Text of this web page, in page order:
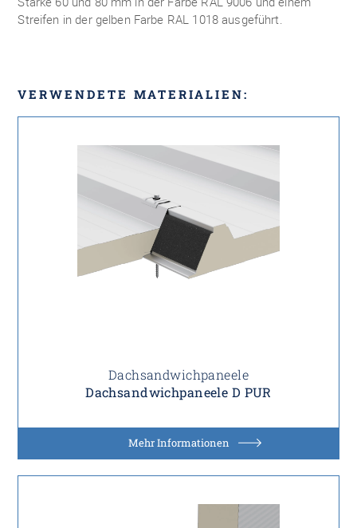
Streifen in der gelben Farbe RAL 1018 ausgeführt.
VERWENDETE MATERIALIEN:
Dachsandwichpaneele
Dachsandwichpaneele D PUR
Mehr Informationen